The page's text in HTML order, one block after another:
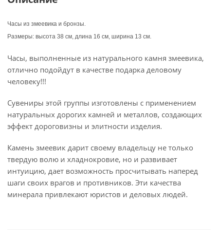
Часы из змеевика и бронзы.
Размеры: высота 38 см, длина 16 см, ширина 13 см.
Часы, выполненные из натурального камня змеевика,
отлично подойдут в качестве подарка деловому
человеку!!!
Сувениры этой группы изготовлены с применением
натуральных дорогих камней и металлов, создающих
эффект дороговизны и элитности изделия.
Камень змеевик дарит своему владельцу не только
твердую волю и хладнокровие, но и развивает
интуицию, дает возможность просчитывать наперед
шаги своих врагов и противников. Эти качества
минерала привлекают юристов и деловых людей.